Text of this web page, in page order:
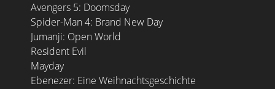
Avengers 5: Doomsday
Spider-Man 4: Brand New Day
Jumanji: Open World
Resident Evil
Mayday
Ebenezer: Eine Weihnachtsgeschichte